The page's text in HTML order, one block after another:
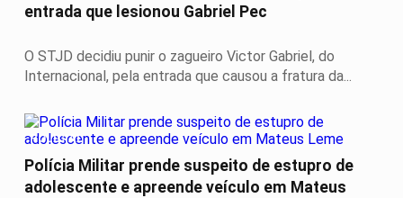
entrada que lesionou Gabriel Pec
O STJD decidiu punir o zagueiro Victor Gabriel, do
Internacional, pela entrada que causou a fratura da...
POLICIAL
Polícia Militar prende suspeito de estupro de
adolescente e apreende veículo em Mateus